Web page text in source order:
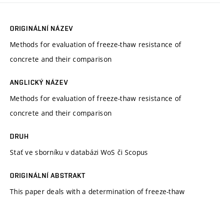
ORIGINÁLNÍ NÁZEV
Methods for evaluation of freeze-thaw resistance of
concrete and their comparison
ANGLICKÝ NÁZEV
Methods for evaluation of freeze-thaw resistance of
concrete and their comparison
DRUH
Stať ve sborníku v databázi WoS či Scopus
ORIGINÁLNÍ ABSTRAKT
This paper deals with a determination of freeze-thaw